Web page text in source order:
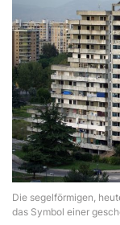
Die segelförmigen,
das Symbol einer